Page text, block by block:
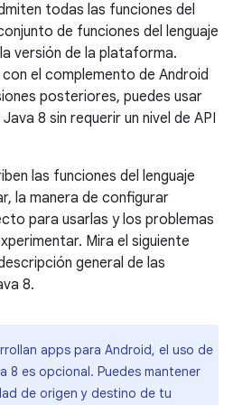
todas las funciones del
de funciones del lenguaje
versión de la plataforma.
el complemento de Android
posteriores, puedes usar
8 sin requerir un nivel de API
las funciones del lenguaje
la manera de configurar
para usarlas y los problemas
Mira el siguiente
general de las
8.
apps para Android, el uso de
8 es opcional. Puedes mantener
de origen y destino de tu